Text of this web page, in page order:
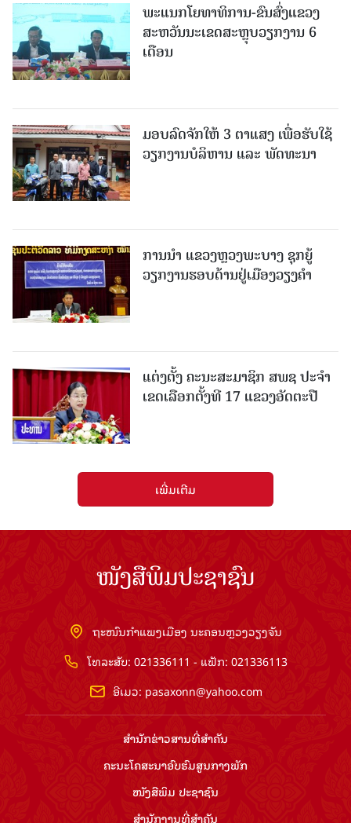
ພະແນກໂຍທາທິການ-ຂົນສົ່ງແຂວງ
ສະຫວັນນະເຂດສະຫຼຸບວຽກງານ 6
ເດືອນ
ມອບລົດຈັກໃຫ້ 3 ຕາແສງ ເພື່ອຮັບໃຊ້
ວຽກງານບໍລິຫານ ແລະ ພັດທະນາ
ການນຳ ແຂວງຫຼວງພະບາງ ຊຸກຍູ້
ວຽກງານຮອບດ້ານຢູ່ເມືອງວຽງຄໍາ
ແຕ່ງຕັ້ງ ຄະນະສະມາຊິກ ສພຊ ປະຈຳ
ເຂດເລືອກຕັ້ງທີ 17 ແຂວງອັດຕະປື
ເພີ່ມເຕີມ
ໜັງສືພິມປະຊາຊົນ
ຖະໜົນກຳແພງເມືອງ ນະຄອນຫຼວງວຽງຈັນ
ໂທລະສັບ: 021336111 - ແຟັກ: 021336113
ອີເມວ: pasaxonn@yahoo.com
ສຳ​ນັກ​ຂ່າວ​ສານ​ທີ່​ສຳ​ຄັນ​
ຄະນະໂຄສະນາອົບຮົມ​ສູນ​ກາງ​ພັກ
ໜັງສືພິມ ປະ​ຊາ​ຊົນ
ສຳ​ນັກ​ງານ​ທີ່​ສຳ​ຄັນ